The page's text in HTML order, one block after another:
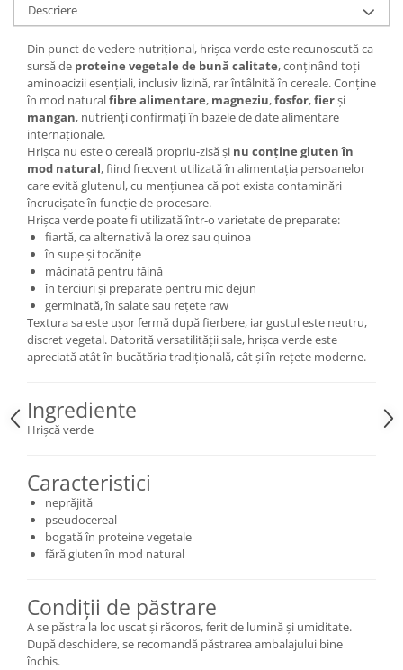
Descriere
Din punct de vedere nutrițional, hrișca verde este recunoscută ca
sursă de proteine vegetale de bună calitate, conținând toți
aminoacizii esențiali, inclusiv lizină, rar întâlnită în cereale. Conține
în mod naturalfibre alimentare, magneziu,fosfor,fierși
mangan, nutrienți confirmați în bazele de date alimentare
internaționale.
Hrișca nu este o cereală propriu-zisă și nu conține gluten în
mod natural, fiind frecvent utilizată în alimentația persoanelor
care evită glutenul, cu mențiunea că pot exista contaminări
încrucișate în funcție de procesare.
Hrișca verde poate fi utilizată într-o varietate de preparate:
fiartă, ca alternativă la orez sau quinoa
în supe și tocănițe
măcinată pentru făină
în terciuri și preparate pentru mic dejun
germinată, în salate sau rețete raw
Textura sa este ușor fermă după fierbere, iar gustul este neutru,
discret vegetal. Datorită versatilității sale, hrișca verde este
apreciată atât în bucătăria tradițională, cât și în rețete moderne.
Ingrediente
Hrișcă verde
Caracteristici
neprăjită
pseudocereal
bogată în proteine vegetale
fără gluten în mod natural
Condiții de păstrare
A se păstra la loc uscat și răcoros, ferit de lumină și umiditate.
După deschidere, se recomandă păstrarea ambalajului bine
închis.